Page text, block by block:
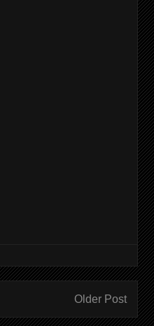
Older Post